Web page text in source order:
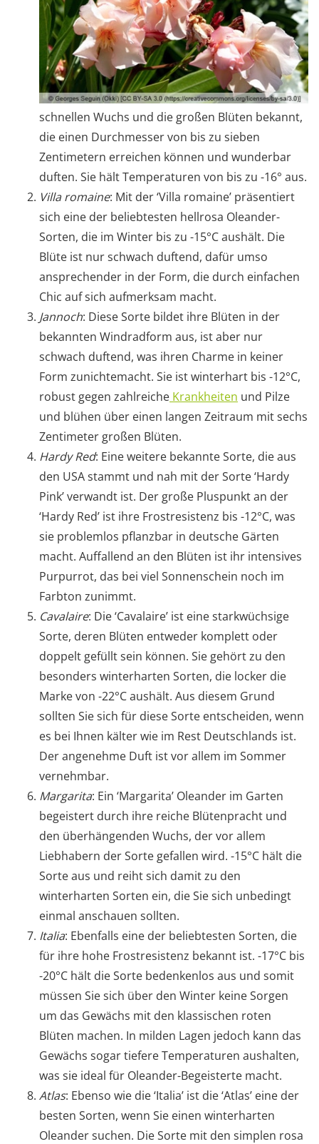
schnellen Wuchs und die großen Blüten bekannt,
die einen Durchmesser von bis zu sieben
Zentimetern erreichen können und wunderbar
duften. Sie hält Temperaturen von bis zu -16° aus.
Villa romaine: Mit der ‘Villa romaine’ präsentiert
sich eine der beliebtesten hellrosa Oleander-
Sorten, die im Winter bis zu -15°C aushält. Die
Blüte ist nur schwach duftend, dafür umso
ansprechender in der Form, die durch einfachen
Chic auf sich aufmerksam macht.
Jannoch: Diese Sorte bildet ihre Blüten in der
bekannten Windradform aus, ist aber nur
schwach duftend, was ihren Charme in keiner
Form zunichtemacht. Sie ist winterhart bis -12°C,
robust gegen zahlreiche Krankheiten und Pilze
und blühen über einen langen Zeitraum mit sechs
Zentimeter großen Blüten.
Hardy Red: Eine weitere bekannte Sorte, die aus
den USA stammt und nah mit der Sorte ‘Hardy
Pink’ verwandt ist. Der große Pluspunkt an der
‘Hardy Red’ ist ihre Frostresistenz bis -12°C, was
sie problemlos pflanzbar in deutsche Gärten
macht. Auffallend an den Blüten ist ihr intensives
Purpurrot, das bei viel Sonnenschein noch im
Farbton zunimmt.
Cavalaire: Die ‘Cavalaire’ ist eine starkwüchsige
Sorte, deren Blüten entweder komplett oder
doppelt gefüllt sein können. Sie gehört zu den
besonders winterharten Sorten, die locker die
Marke von -22°C aushält. Aus diesem Grund
sollten Sie sich für diese Sorte entscheiden, wenn
es bei Ihnen kälter wie im Rest Deutschlands ist.
Der angenehme Duft ist vor allem im Sommer
vernehmbar.
Margarita: Ein ‘Margarita’ Oleander im Garten
begeistert durch ihre reiche Blütenpracht und
den überhängenden Wuchs, der vor allem
Liebhabern der Sorte gefallen wird. -15°C hält die
Sorte aus und reiht sich damit zu den
winterharten Sorten ein, die Sie sich unbedingt
einmal anschauen sollten.
Italia: Ebenfalls eine der beliebtesten Sorten, die
für ihre hohe Frostresistenz bekannt ist. -17°C bis
-20°C hält die Sorte bedenkenlos aus und somit
müssen Sie sich über den Winter keine Sorgen
um das Gewächs mit den klassischen roten
Blüten machen. In milden Lagen jedoch kann das
Gewächs sogar tiefere Temperaturen aushalten,
was sie ideal für Oleander-Begeisterte macht.
Atlas: Ebenso wie die ‘Italia’ ist die ‘Atlas’ eine der
besten Sorten, wenn Sie einen winterharten
Oleander suchen. Die Sorte mit den simplen rosa